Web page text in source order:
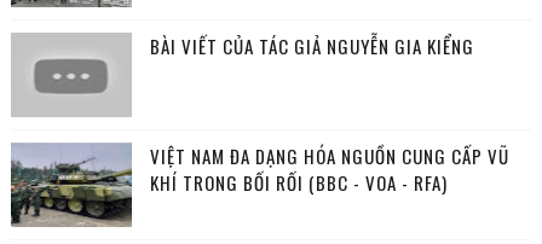
BÀI VIẾT CỦA TÁC GIẢ NGUYỄN GIA KIỂNG
VIỆT NAM ĐA DẠNG HÓA NGUỒN CUNG CẤP VŨ
KHÍ TRONG BỐI RỐI (BBC - VOA - RFA)